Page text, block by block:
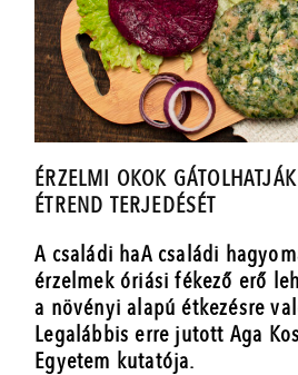
ÉRZELMI OKOK
ÉTREND TERJEDÉSÉT
A családi haA családi
érzelmek óriási fékező erő
a növényi alapú étkezésre
Legalábbis erre jutott Aga
Egyetem kutatója.